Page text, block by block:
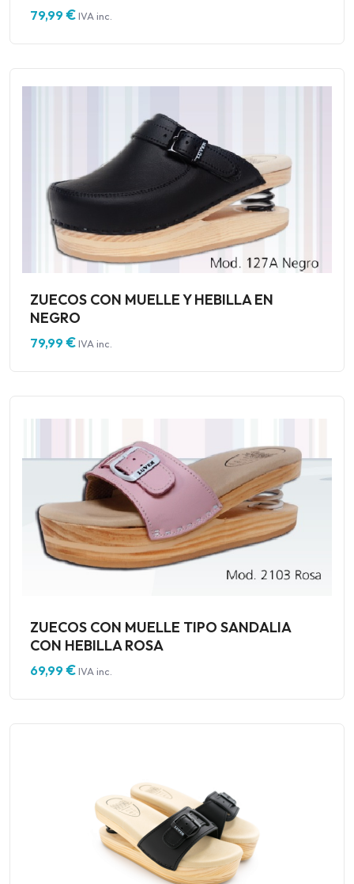
79,99 €IVA inc.
ZUECOS CON MUELLE Y HEBILLA EN
NEGRO
79,99 €IVA inc.
ZUECOS CON MUELLE TIPO SANDALIA
CON HEBILLA ROSA
69,99 €IVA inc.